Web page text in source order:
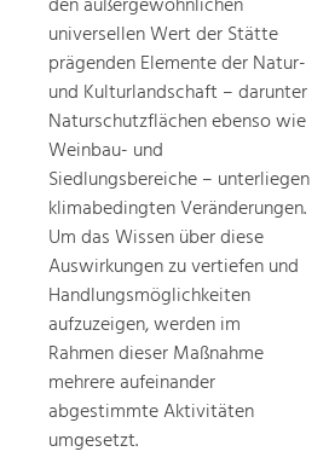
universellen Wert der Stätte
prägenden Elemente der Natur-
und Kulturlandschaft – darunter
Naturschutzflächen ebenso wie
Weinbau- und
Siedlungsbereiche – unterliegen
klimabedingten Veränderungen.
Um das Wissen über diese
Auswirkungen zu vertiefen und
Handlungsmöglichkeiten
aufzuzeigen, werden im
Rahmen dieser Maßnahme
mehrere aufeinander
abgestimmte Aktivitäten
umgesetzt.